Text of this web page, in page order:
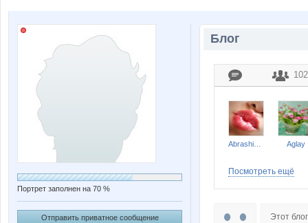
Портрет заполнен на 70 %
Отправить приватное сообщение
Блог
102
Aglay
Посмотреть ещё
Этот